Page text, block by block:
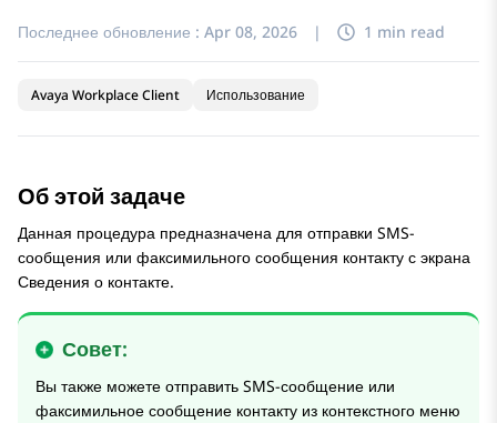
Последнее обновление : Apr 08, 2026 | 1 min read
Avaya Workplace Client Использование
Об этой задаче
Данная процедура предназначена для отправки SMS-
сообщения или факсимильного сообщения контакту с экрана
Сведения о контакте.
Совет:
Вы также можете отправить SMS-сообщение или
факсимильное сообщение контакту из контекстного меню